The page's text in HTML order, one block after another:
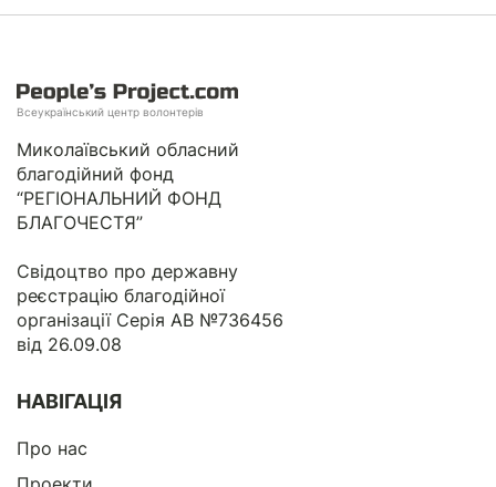
Всеукраїнський центр волонтерів
Миколаївський обласний
благодійний фонд
“РЕГІОНАЛЬНИЙ ФОНД
БЛАГОЧЕСТЯ”
Свідоцтво про державну
реєстрацію благодійної
організації Серія АВ №736456
від 26.09.08
НАВІГАЦІЯ
Про нас